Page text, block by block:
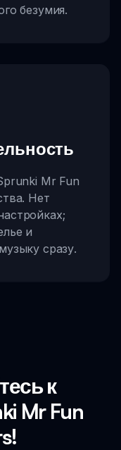
безумия.
Mr Fun
Нет
и
сразу.
к
Mr Fun